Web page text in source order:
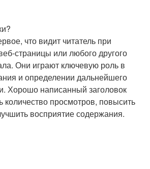
что видит читатель при
страницы или любого другого
Они играют ключевую роль в
и определении дальнейшего
Хорошо написанный заголовок
количество просмотров, повысить
восприятие содержания.